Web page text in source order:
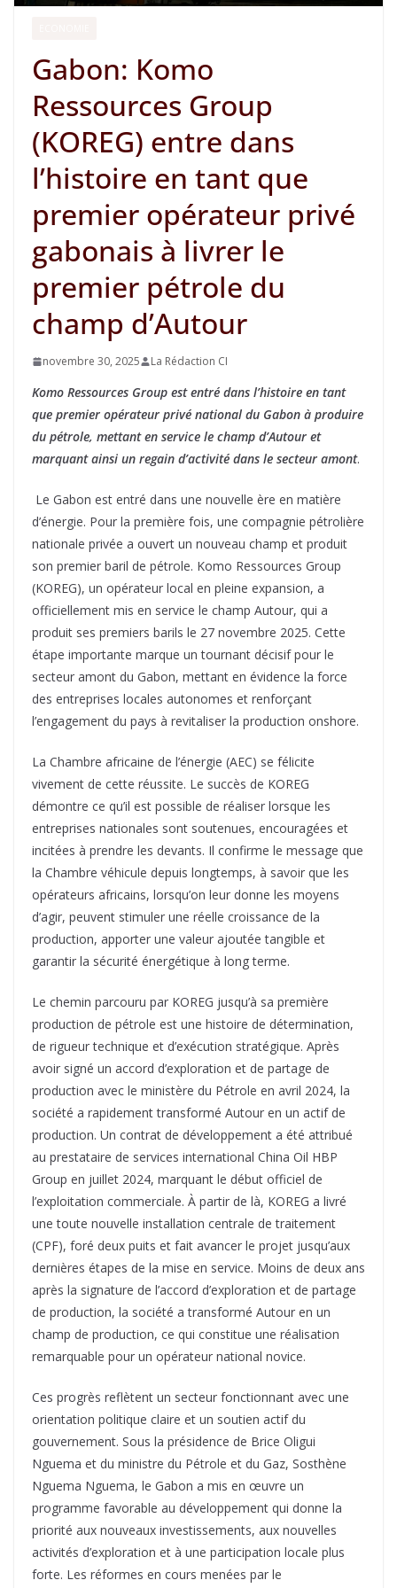
Gabon: Komo
Ressources Group
(KOREG) entre dans
l’histoire en tant que
premier opérateur privé
gabonais à livrer le
premier pétrole du
champ d’Autour
novembre 30, 2025 La Rédaction CI
Komo Ressources Group est entré dans l’histoire en tant
que premier opérateur privé national du Gabon à produire
du pétrole, mettant en service le champ d’Autour et
marquant ainsi un regain d’activité dans le secteur amont.
Le Gabon est entré dans une nouvelle ère en matière
d’énergie. Pour la première fois, une compagnie pétrolière
nationale privée a ouvert un nouveau champ et produit
son premier baril de pétrole. Komo Ressources Group
(KOREG), un opérateur local en pleine expansion, a
officiellement mis en service le champ Autour, qui a
produit ses premiers barils le 27 novembre 2025. Cette
étape importante marque un tournant décisif pour le
secteur amont du Gabon, mettant en évidence la force
des entreprises locales autonomes et renforçant
l’engagement du pays à revitaliser la production onshore.
La Chambre africaine de l’énergie (AEC) se félicite
vivement de cette réussite. Le succès de KOREG
démontre ce qu’il est possible de réaliser lorsque les
entreprises nationales sont soutenues, encouragées et
incitées à prendre les devants. Il confirme le message que
la Chambre véhicule depuis longtemps, à savoir que les
opérateurs africains, lorsqu’on leur donne les moyens
d’agir, peuvent stimuler une réelle croissance de la
production, apporter une valeur ajoutée tangible et
garantir la sécurité énergétique à long terme.
Le chemin parcouru par KOREG jusqu’à sa première
production de pétrole est une histoire de détermination,
de rigueur technique et d’exécution stratégique. Après
avoir signé un accord d’exploration et de partage de
production avec le ministère du Pétrole en avril 2024, la
société a rapidement transformé Autour en un actif de
production. Un contrat de développement a été attribué
au prestataire de services international China Oil HBP
Group en juillet 2024, marquant le début officiel de
l’exploitation commerciale. À partir de là, KOREG a livré
une toute nouvelle installation centrale de traitement
(CPF), foré deux puits et fait avancer le projet jusqu’aux
dernières étapes de la mise en service. Moins de deux ans
après la signature de l’accord d’exploration et de partage
de production, la société a transformé Autour en un
champ de production, ce qui constitue une réalisation
remarquable pour un opérateur national novice.
Ces progrès reflètent un secteur fonctionnant avec une
orientation politique claire et un soutien actif du
gouvernement. Sous la présidence de Brice Oligui
Nguema et du ministre du Pétrole et du Gaz, Sosthène
Nguema Nguema, le Gabon a mis en œuvre un
programme favorable au développement qui donne la
priorité aux nouveaux investissements, aux nouvelles
activités d’exploration et à une participation locale plus
forte. Les réformes en cours menées par le